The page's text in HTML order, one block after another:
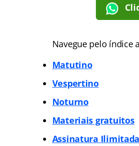
Navegue pelo índice
Matutino
Vespertino
Noturno
Materiais gratuitos
Assinatura